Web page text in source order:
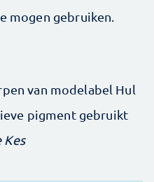
mogen gebruiken.
van modelabel Hul
pigment gebruikt
Kes